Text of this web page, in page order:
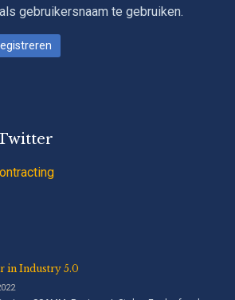
gebruikersnaam te gebruiken.
in Industry 5.0